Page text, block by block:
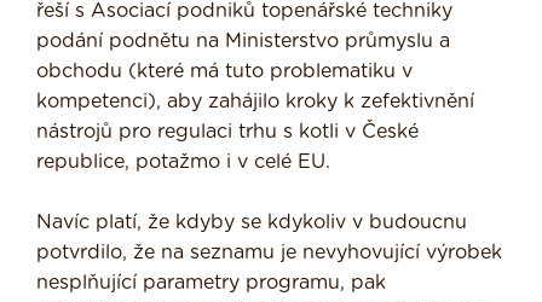
řeší s Asociací podniků topenářské techniky
podání podnětu na Ministerstvo průmyslu a
obchodu (které má tuto problematiku v
kompetenci), aby zahájilo kroky k zefektivnění
nástrojů pro regulaci trhu s kotli v České
republice, potažmo i v celé EU.
Navíc platí, že kdyby se kdykoliv v budoucnu
potvrdilo, že na seznamu je nevyhovující výrobek
nesplňující parametry programu, pak